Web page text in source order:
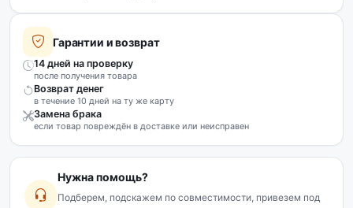
Гарантии и возврат
14 дней на проверку
после получения товара
Возврат денег
в течение 10 дней на ту же карту
Замена брака
если товар повреждён в доставке или неисправен
Нужна помощь?
Подберем, подскажем по совместимости, привезем под